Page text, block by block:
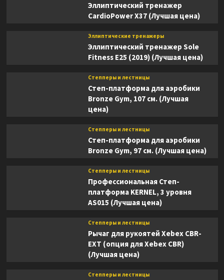
Эллиптический тренажер
CardioPower X37 (Лучшая цена)
Эллиптические тренажеры
Эллиптический тренажер Sole
Fitness E25 (2019) (Лучшая цена)
Степперы и лестницы
Степ-платформа для аэробики
Bronze Gym, 107 см. (Лучшая
цена)
Степперы и лестницы
Степ-платформа для аэробики
Bronze Gym, 97 см. (Лучшая цена)
Степперы и лестницы
Профессиональная Степ-
платформа KERNEL, 3 уровня
AS015 (Лучшая цена)
Степперы и лестницы
Рычаг для рукоятей Xebex CBR-
EXT (опция для Xebex CBR)
(Лучшая цена)
Степперы и лестницы